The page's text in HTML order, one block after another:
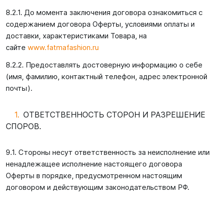
8.2.1. До момента заключения договора ознакомиться с
содержанием договора Оферты, условиями оплаты и
доставки, характеристиками Товара, на
сайте www.fatmafashion.ru
8.2.2. Предоставлять достоверную информацию о себе
(имя, фамилию, контактный телефон, адрес электронной
почты).
ОТВЕТСТВЕННОСТЬ СТОРОН И РАЗРЕШЕНИЕ
СПОРОВ.
9.1. Стороны несут ответственность за неисполнение или
ненадлежащее исполнение настоящего договора
Оферты в порядке, предусмотренном настоящим
договором и действующим законодательством РФ.